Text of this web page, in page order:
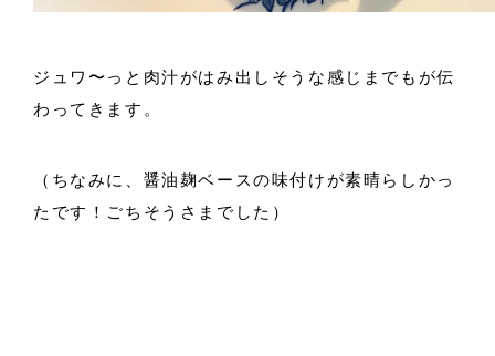
ジュワ〜っと肉汁がはみ出しそうな感じまでもが伝
わってきます。
（ちなみに、醤油麹ベースの味付けが素晴らしかっ
たです！ごちそうさまでした）